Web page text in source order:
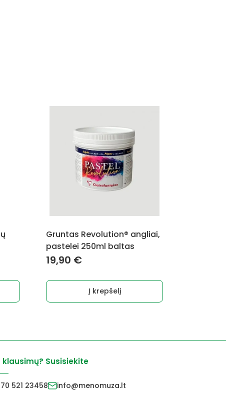
Gruntas Revolution® angliai,
pastelei 250ml baltas
19,90 €
Į krepšelį
klausimų? Susisiekite
521 23458 info@menomuza.lt